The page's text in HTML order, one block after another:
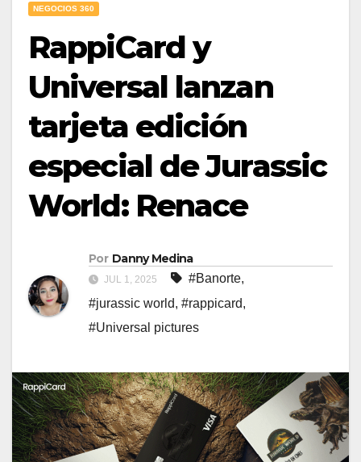
NEGOCIOS 360
RappiCard y
Universal lanzan
tarjeta edición
especial de Jurassic
World: Renace
Por Danny Medina
JUL 1, 2025 #Banorte,
#jurassic world, #rappicard,
#Universal pictures